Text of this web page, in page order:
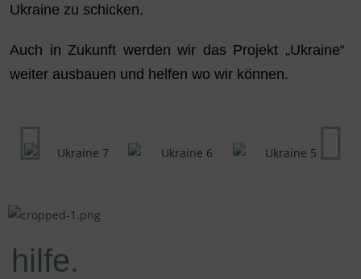
Ukraine zu schicken.
Auch in Zukunft werden wir das Projekt „Ukraine“
weiter ausbauen und helfen wo wir können.
hilfe.